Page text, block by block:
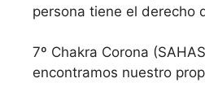
persona tiene el derecho
7º Chakra Corona
encontramos nuestro